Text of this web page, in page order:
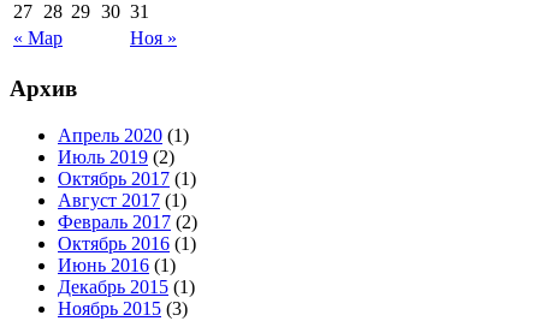
« Мар Ноя »
27 28 29 30 31
Архив
Апрель 2020 (1)
Июль 2019 (2)
Октябрь 2017 (1)
Август 2017 (1)
Февраль 2017 (2)
Октябрь 2016 (1)
Июнь 2016 (1)
Декабрь 2015 (1)
Ноябрь 2015 (3)